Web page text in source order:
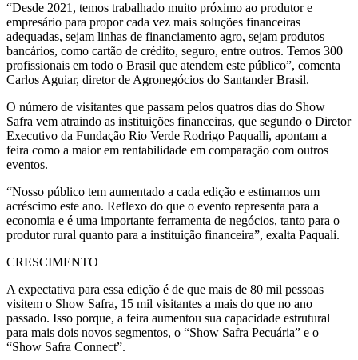
“Desde 2021, temos trabalhado muito próximo ao produtor e
empresário para propor cada vez mais soluções financeiras
adequadas, sejam linhas de financiamento agro, sejam produtos
bancários, como cartão de crédito, seguro, entre outros. Temos 300
profissionais em todo o Brasil que atendem este público”, comenta
Carlos Aguiar, diretor de Agronegócios do Santander Brasil.
O número de visitantes que passam pelos quatros dias do Show
Safra vem atraindo as instituições financeiras, que segundo o Diretor
Executivo da Fundação Rio Verde Rodrigo Paqualli, apontam a
feira como a maior em rentabilidade em comparação com outros
eventos.
“Nosso público tem aumentado a cada edição e estimamos um
acréscimo este ano. Reflexo do que o evento representa para a
economia e é uma importante ferramenta de negócios, tanto para o
produtor rural quanto para a instituição financeira”, exalta Paquali.
CRESCIMENTO
A expectativa para essa edição é de que mais de 80 mil pessoas
visitem o Show Safra, 15 mil visitantes a mais do que no ano
passado. Isso porque, a feira aumentou sua capacidade estrutural
para mais dois novos segmentos, o “Show Safra Pecuária” e o
“Show Safra Connect”.